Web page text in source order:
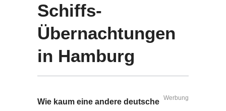
Schiffs-
Übernachtungen
in Hamburg
Wie kaum eine andere deutsche Werbung